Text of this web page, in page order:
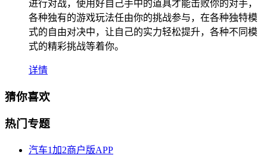
进行对战，使用好自己手中的道具才能击败你的对手，
各种独有的游戏玩法任由你的挑战参与，在各种独特模
式的自由对决中，让自己的实力轻松提升，各种不同模
式的精彩挑战等着你。
详情
猜你喜欢
热门专题
汽车1加2商户版APP